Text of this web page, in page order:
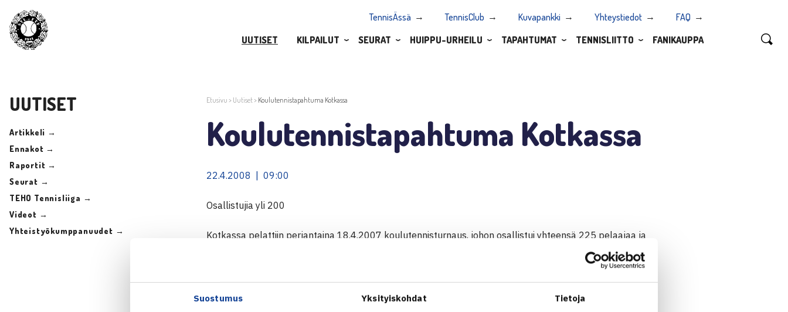
Suostumus Yksityiskohdat Tietoja
TennisÄssä TennisClub Kuvapankki Yhteystiedot
FAQ
UUTISET
KILPAILUT SEURAT HUIPPU-URHEILU TAPAHTUMAT TENNISLIITTO FANIKAUPPA
UUTISET
Artikkeli →
Ennakot →
Raportit →
Seurat →
TEHO Tennisliiga →
Videot →
Yhteistyökumppanuudet →
Etusivu > Uutiset> Koulutennistapahtuma Kotkassa
Koulutennistapahtuma Kotkassa
22.4.2008 | 09:00
Osallistujia yli 200
Kotkassa pelattiin perjantaina 18.4.2007 koulutennisturnaus, johon osallistui yhteensä 225 pelaajaa ja
otteluita neljän tunnin tapahtumassa pelattiin 715 kpl. Tapahtumaan osallistui Kotkan ala-asteiden
2.-5. –luokkalaisia ja kilpailun johtajana toimi vuosien kokemuksen omaava koululaistapahtumista
omaava Seppo Kaihlanen, apunaan Kotkan Verkkopalloseuran nuoret apuvalmentajat. Jokainen
osallistuja sai yhteistyökumppanin tarjoaman kevyen lounaan sekä makeisia kotimatkalle.